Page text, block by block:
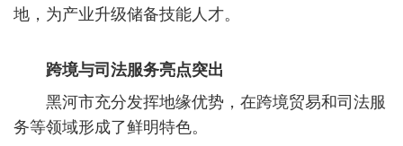
地，为产业升级储备技能人才。
跨境与司法服务亮点突出
黑河市充分发挥地缘优势，在跨境贸易和司法服
务等领域形成了鲜明特色。